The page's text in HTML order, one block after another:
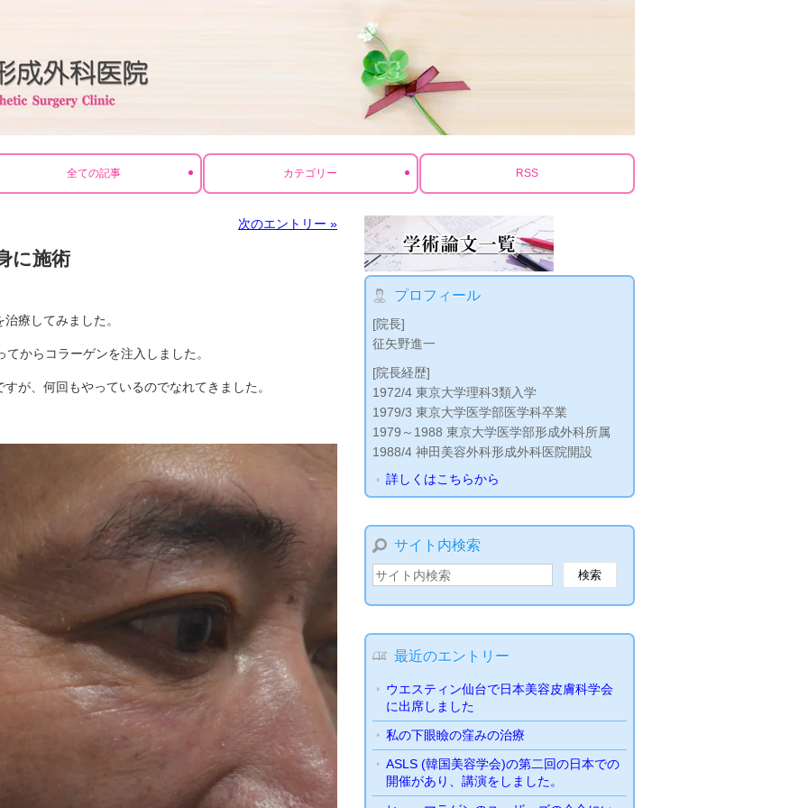
全ての記事 カテゴリー RSS
に施術
次のエントリー »
療してみました。
からコラーゲンを注入しました。
が、何回もやっているのでなれてきました。
プロフィール
[院長]
征矢野進一
[院長経歴]
1972/4 東京大学理科3類入学
1979/3 東京大学医学部医学科卒業
1979～1988 東京大学医学部形成外科所属
1988/4 神田美容外科形成外科医院開設
詳しくはこちらから
サイト内検索
最近のエントリー
ウエスティン仙台で日本美容皮膚科学会
に出席しました
私の下眼瞼の窪みの治療
ASLS (韓国美容学会)の第二回の日本での
開催があり、講演をしました。